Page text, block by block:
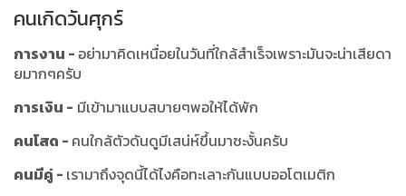
คนเกิดวันศุกร์
การงาน - อย่ามาคิดเหนื่อยในวันที่ใกล้สำเร็จเพราะมันจะน่าเสียดา
ยมากๆครับ
การเงิน - มีเข้ามาแบบสบายๆพอให้ได้พัก
คนโสด - คนใกล้ตัวดันดูมีเสน่ห์ขึ้นมาซะงั้นครับ
คนมีคู่ - เรามาถึงจุดนี้ได้ไงคือทะเลาะกันแบบออโตเมติก